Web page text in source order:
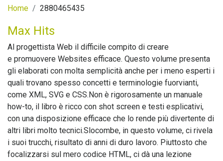
Home 2880465435
Max Hits
Al progettista Web il difficile compito di creare
e promuovere Websites efficace. Questo volume presenta
gli elaborati con molta semplicità anche per i meno esperti i
quali trovano spesso concetti e terminologie fuorvianti,
come XML, SVG e CSS.Non è rigorosamente un manuale
how-to, il libro è ricco con shot screen e testi esplicativi,
con una disposizione efficace che lo rende più divertente di
altri libri molto tecnici.Slocombe, in questo volume, ci rivela
i suoi trucchi, risultato di anni di duro lavoro. Piuttosto che
focalizzarsi sul mero codice HTML, ci dà una lezione